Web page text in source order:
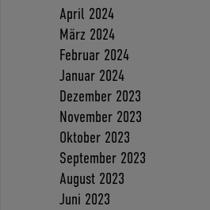
April 2024
März 2024
Februar 2024
Januar 2024
Dezember 2023
November 2023
Oktober 2023
September 2023
August 2023
Juni 2023